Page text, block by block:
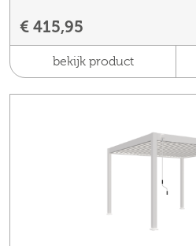
€ 415,95
bekijk product